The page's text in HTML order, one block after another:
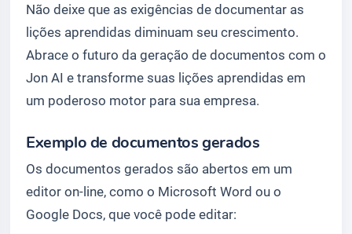
Não deixe que as exigências de documentar as
lições aprendidas diminuam seu crescimento.
Abrace o futuro da geração de documentos com o
Jon AI e transforme suas lições aprendidas em
um poderoso motor para sua empresa.
Exemplo de documentos gerados
Os documentos gerados são abertos em um
editor on-line, como o Microsoft Word ou o
Google Docs, que você pode editar: